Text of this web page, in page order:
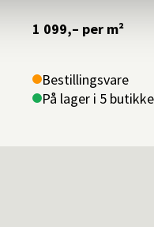
1 099,– per m²
Bestillingsvare
På lager i 5